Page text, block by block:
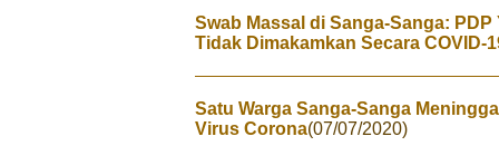
Swab Massal di Sanga-Sanga:
Tidak Dimakamkan Secara COVID-
Satu Warga Sanga-Sanga
Virus Corona(07/07/2020)